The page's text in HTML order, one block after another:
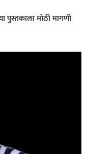
पुस्तकाला मोठी मागणी